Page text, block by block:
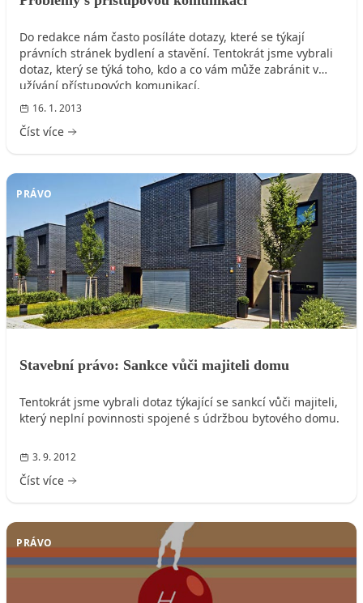
Do redakce nám často posíláte dotazy, které se týkají
právních stránek bydlení a stavění. Tentokrát jsme vybrali
dotaz, který se týká toho, kdo a co vám může zabránit v
užívání přístupových komunikací.
16. 1. 2013
Číst více
PRÁVO
Stavební právo: Sankce vůči majiteli domu
Tentokrát jsme vybrali dotaz týkající se sankcí vůči majiteli,
který neplní povinnosti spojené s údržbou bytového domu.
3. 9. 2012
Číst více
PRÁVO